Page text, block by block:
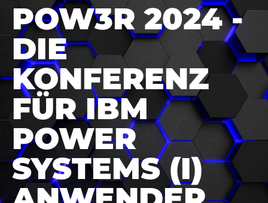
POW3R 2024 -
DIE
KONFERENZ
FÜR IBM
POWER
SYSTEMS (I)